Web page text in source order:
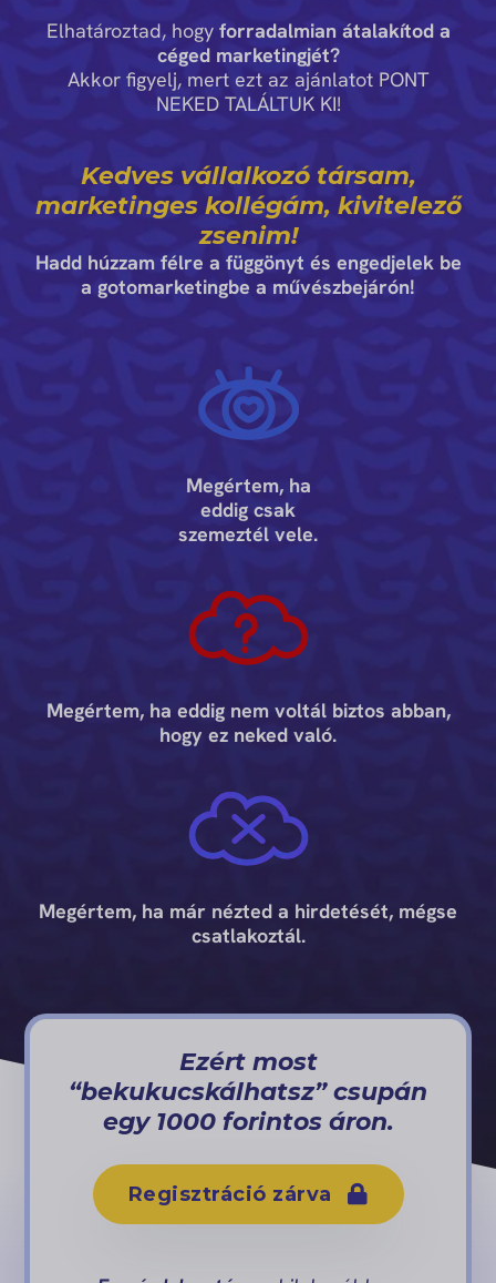
Elhatároztad, hogy forradalmian átalakítod a
céged marketingjét?
Akkor figyelj, mert ezt az ajánlatot PONT
NEKED TALÁLTUK KI!
Kedves vállalkozó társam,
marketinges kollégám, kivitelező
zsenim!
Hadd húzzam félre a függönyt és engedjelek be
a gotomarketingbe a művészbejárón!
Megértem, ha
eddig csak
szemeztél vele.
Megértem, ha eddig nem voltál biztos abban,
hogy ez neked való.
Megértem, ha már nézted a hirdetését, mégse
csatlakoztál.
Ezért most
“bekukucskálhatsz” csupán
egy 1000 forintos áron.
Regisztráció zárva